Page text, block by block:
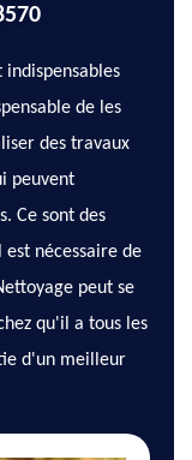
indispensables
de les
des travaux
peuvent
Ce sont des
nécessaire de
peut se
qu'il a tous les
d'un meilleur